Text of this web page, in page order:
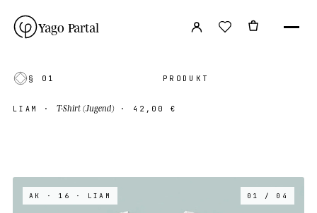
Yago Partal
§ 01 PRODUKT
LIAM · T-Shirt (Jugend)· 42,00 €
AK · 16 · LIAM 01 / 04